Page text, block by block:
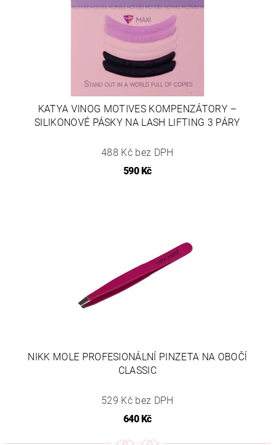
KATYA VINOG MOTIVES KOMPENZÁTORY –
SILIKONOVÉ PÁSKY NA LASH LIFTING 3 PÁRY
488 Kč bez DPH
590 Kč
NIKK MOLE PROFESIONÁLNÍ PINZETA NA OBOČÍ
CLASSIC
529 Kč bez DPH
640 Kč